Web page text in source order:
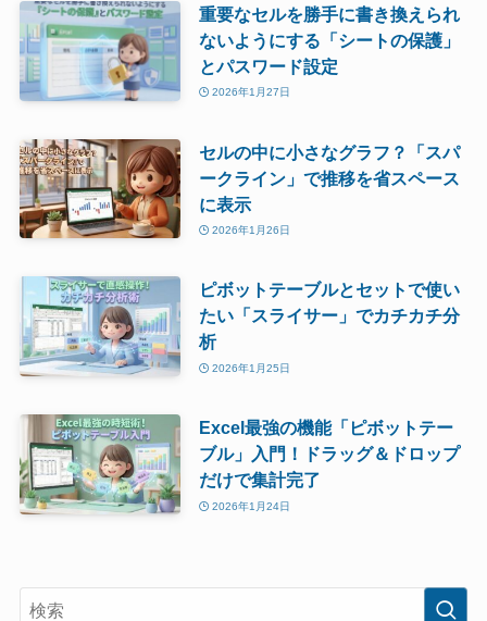
重要なセルを勝手に書き換えられ
ないようにする「シートの保護」
とパスワード設定
2026年1月27日
セルの中に小さなグラフ？「スパ
ークライン」で推移を省スペース
に表示
2026年1月26日
ピボットテーブルとセットで使い
たい「スライサー」でカチカチ分
析
2026年1月25日
Excel最強の機能「ピボットテー
ブル」入門！ドラッグ＆ドロップ
だけで集計完了
2026年1月24日